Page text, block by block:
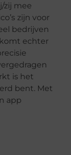
zij mee
zijn voor
bedrijven
echter
is het
bent. Met
app